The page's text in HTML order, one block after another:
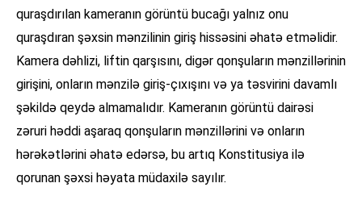
quraşdırılan kameranın görüntü bucağı yalnız onu
quraşdıran şəxsin mənzilinin giriş hissəsini əhatə etməlidir.
Kamera dəhlizi, liftin qarşısını, digər qonşuların mənzillərinin
girişini, onların mənzilə giriş-çıxışını və ya təsvirini davamlı
şəkildə qeydə almamalıdır. Kameranın görüntü dairəsi
zəruri həddi aşaraq qonşuların mənzillərini və onların
hərəkətlərini əhatə edərsə, bu artıq Konstitusiya ilə
qorunan şəxsi həyata müdaxilə sayılır.